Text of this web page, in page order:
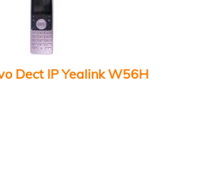
Dect IP Yealink W56H